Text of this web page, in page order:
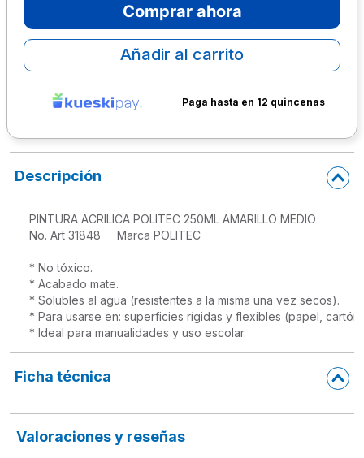
Comprar ahora
Añadir al carrito
Paga hasta en 12 quincenas
Descripción
PINTURA ACRILICA POLITEC 250ML AMARILLO MEDIO
No. Art 31848     Marca POLITEC
* No tóxico.
* Acabado mate.
* Solubles al agua (resistentes a la misma una vez secos).
* Para usarse en: superficies rígidas y flexibles (papel,
* Ideal para manualidades y uso escolar.
Ficha técnica
Valoraciones y reseñas